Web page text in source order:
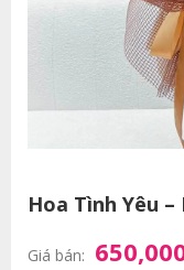
Hoa Tình Yêu –
Giá bán: